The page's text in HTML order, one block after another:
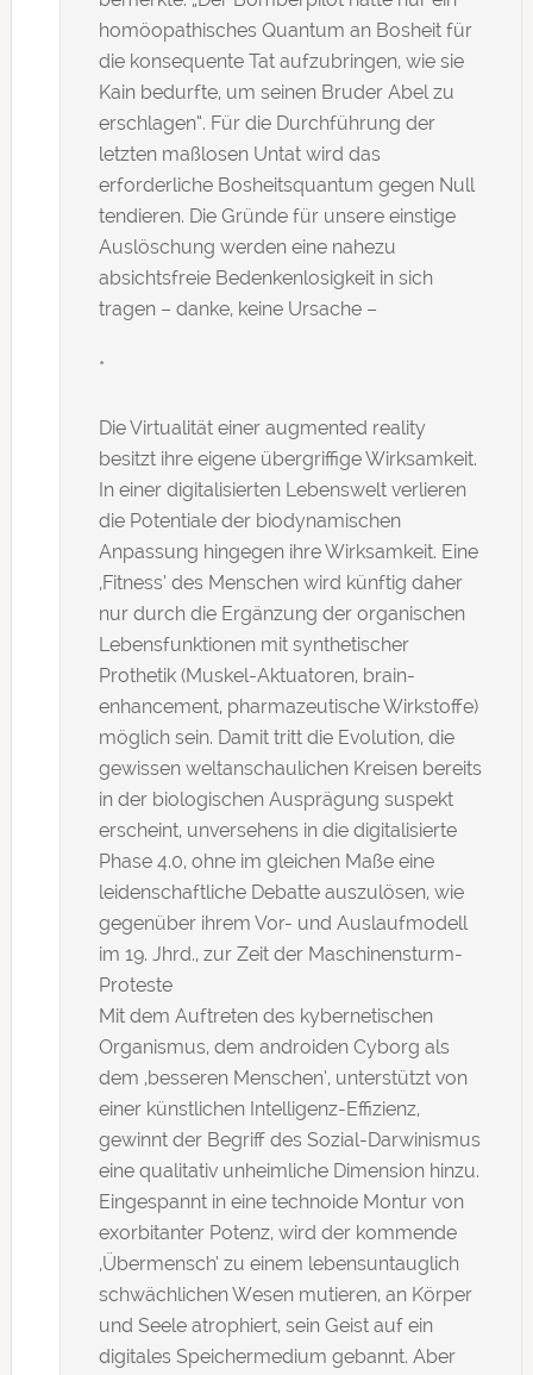
homöopathisches Quantum an Bosheit für
die konsequente Tat aufzubringen, wie sie
Kain bedurfte, um seinen Bruder Abel zu
erschlagen“. Für die Durchführung der
letzten maßlosen Untat wird das
erforderliche Bosheitsquantum gegen Null
tendieren. Die Gründe für unsere einstige
Auslöschung werden eine nahezu
absichtsfreie Bedenkenlosigkeit in sich
tragen – danke, keine Ursache –
*
Die Virtualität einer augmented reality
besitzt ihre eigene übergriffige Wirksamkeit.
In einer digitalisierten Lebenswelt verlieren
die Potentiale der biodynamischen
Anpassung hingegen ihre Wirksamkeit. Eine
‚Fitness’ des Menschen wird künftig daher
nur durch die Ergänzung der organischen
Lebensfunktionen mit synthetischer
Prothetik (Muskel-Aktuatoren, brain-
enhancement, pharmazeutische Wirkstoffe)
möglich sein. Damit tritt die Evolution, die
gewissen weltanschaulichen Kreisen bereits
in der biologischen Ausprägung suspekt
erscheint, unversehens in die digitalisierte
Phase 4.0, ohne im gleichen Maße eine
leidenschaftliche Debatte auszulösen, wie
gegenüber ihrem Vor- und Auslaufmodell
im 19. Jhrd., zur Zeit der Maschinensturm-
Proteste
Mit dem Auftreten des kybernetischen
Organismus, dem androiden Cyborg als
dem ‚besseren Menschen’, unterstützt von
einer künstlichen Intelligenz-Effizienz,
gewinnt der Begriff des Sozial-Darwinismus
eine qualitativ unheimliche Dimension hinzu.
Eingespannt in eine technoide Montur von
exorbitanter Potenz, wird der kommende
‚Übermensch’ zu einem lebensuntauglich
schwächlichen Wesen mutieren, an Körper
und Seele atrophiert, sein Geist auf ein
digitales Speichermedium gebannt. Aber